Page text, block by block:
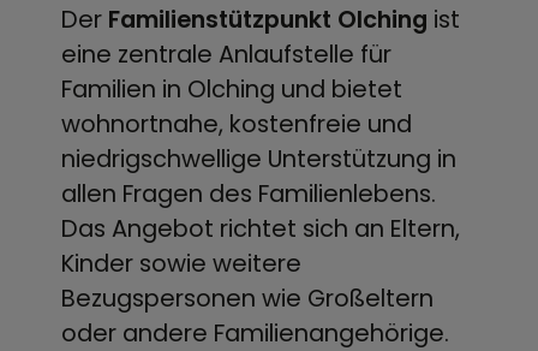
Der Familienstützpunkt Olching ist
eine zentrale Anlaufstelle für
Familien in Olching und bietet
wohnortnahe, kostenfreie und
niedrigschwellige Unterstützung in
allen Fragen des Familienlebens.
Das Angebot richtet sich an Eltern,
Kinder sowie weitere
Bezugspersonen wie Großeltern
oder andere Familienangehörige.